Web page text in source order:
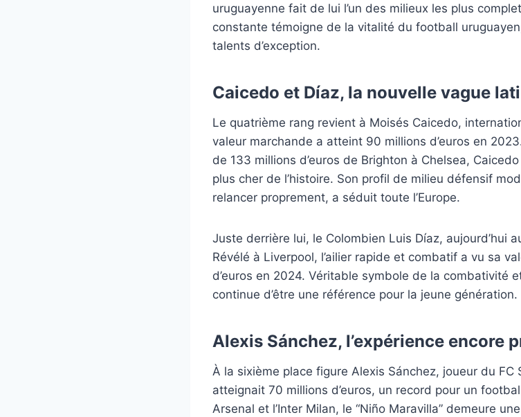
uruguayenne fait de lui l’un des milieux les plus
constante témoigne de la vitalité du football
talents d’exception.
Caicedo et Díaz, la nouvelle vague
Le quatrième rang revient à Moisés Caicedo,
valeur marchande a atteint 90 millions d’euros en
de 133 millions d’euros de Brighton à Chelsea,
plus cher de l’histoire. Son profil de milieu défensif
relancer proprement, a séduit toute l’Europe.
Juste derrière lui, le Colombien Luis Díaz, aujourd’hui
Révélé à Liverpool, l’ailier rapide et combatif a vu sa
d’euros en 2024. Véritable symbole de la combativité
continue d’être une référence pour la jeune génération.
Alexis Sánchez, l’expérience encore
À la sixième place figure Alexis Sánchez, joueur du FC
atteignait 70 millions d’euros, un record pour un
Arsenal et l’Inter Milan, le “Niño Maravilla” demeure